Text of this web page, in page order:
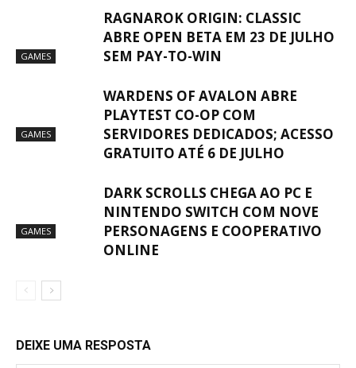
GAMES
RAGNAROK ORIGIN: CLASSIC
ABRE OPEN BETA EM 23 DE JULHO
SEM PAY-TO-WIN
GAMES
WARDENS OF AVALON ABRE
PLAYTEST CO-OP COM
SERVIDORES DEDICADOS; ACESSO
GRATUITO ATÉ 6 DE JULHO
GAMES
DARK SCROLLS CHEGA AO PC E
NINTENDO SWITCH COM NOVE
PERSONAGENS E COOPERATIVO
ONLINE
DEIXE UMA RESPOSTA